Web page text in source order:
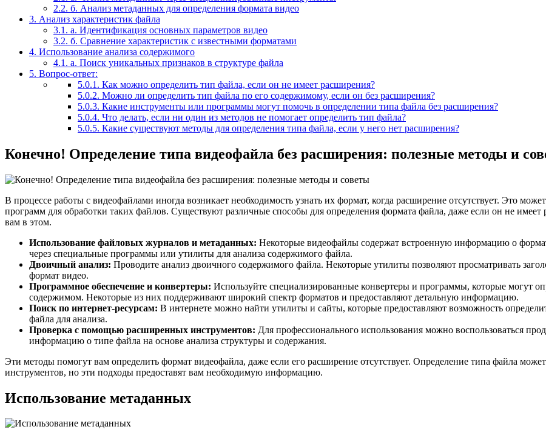
2.2. б. Анализ метаданных для определения формата видео
3. Анализ характеристик файла
3.1. а. Идентификация основных параметров видео
3.2. б. Сравнение характеристик с известными форматами
4. Использование анализа содержимого
4.1. а. Поиск уникальных признаков в структуре файла
5. Вопрос-ответ:
5.0.1. Как можно определить тип файла, если он не имеет расширения?
5.0.2. Можно ли определить тип файла по его содержимому, если он без расширения?
5.0.3. Какие инструменты или программы могут помочь в определении типа файла без расширения?
5.0.4. Что делать, если ни один из методов не помогает определить тип файла?
5.0.5. Какие существуют методы для определения типа файла, если у него нет расширения?
Конечно! Определение типа видеофайла без расширения: полезные методы и
В процессе работы с видеофайлами иногда возникает необходимость узнать их формат, когда расширение отсутствует. Это
программ для обработки таких файлов. Существуют различные способы для определения формата файла, даже если он не
вам в этом.
Использование файловых журналов и метаданных: Некоторые видеофайлы содержат встроенную информацию о
через специальные программы или утилиты для анализа содержимого файла.
Двоичный анализ: Проводите анализ двоичного содержимого файла. Некоторые утилиты позволяют просматривать
формат видео.
Программное обеспечение и конвертеры: Используйте специализированные конвертеры и программы, которые могут
содержимом. Некоторые из них поддерживают широкий спектр форматов и предоставляют детальную информацию.
Поиск по интернет-ресурсам: В интернете можно найти утилиты и сайты, которые предоставляют возможность
файла для анализа.
Проверка с помощью расширенных инструментов: Для профессионального использования можно воспользоваться
информацию о типе файла на основе анализа структуры и содержания.
Эти методы помогут вам определить формат видеофайла, даже если его расширение отсутствует. Определение типа файла
инструментов, но эти подходы предоставят вам необходимую информацию.
Использование метаданных